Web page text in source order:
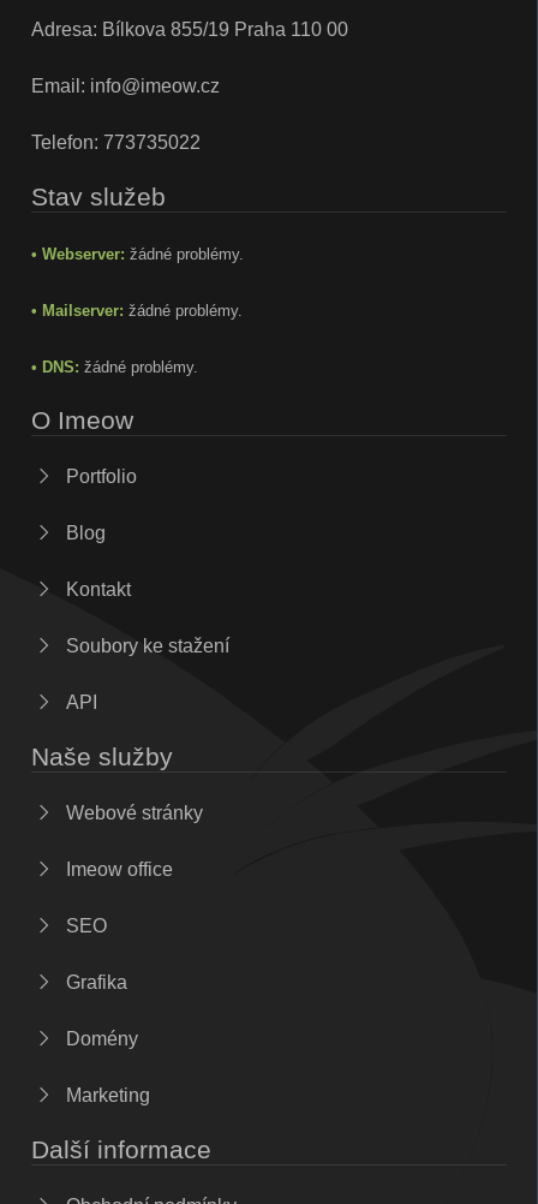
Adresa: Bílkova 855/19 Praha 110 00
Email: info@imeow.cz
Telefon: 773735022
Stav služeb
• Webserver: žádné problémy.
• Mailserver: žádné problémy.
• DNS: žádné problémy.
O Imeow
Portfolio
Blog
Kontakt
Soubory ke stažení
API
Naše služby
Webové stránky
Imeow office
SEO
Grafika
Domény
Marketing
Další informace